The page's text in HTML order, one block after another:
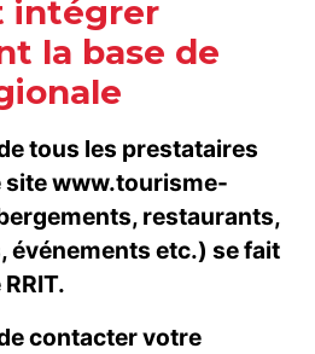
intégrer
la base de
tous les prestataires
www.tourisme-
restaurants,
etc.) se fait
contacter votre